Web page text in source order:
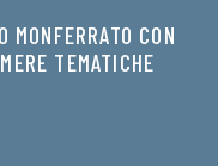
CON
TEMATICHE